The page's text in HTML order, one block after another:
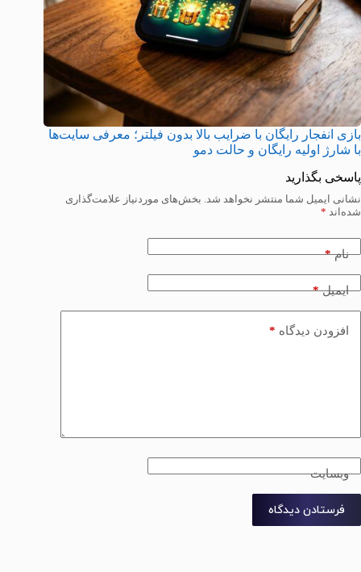
بازی انفجار رایگان با ضرایب بالا بدون فیلتر؛ معرفی سایت‌ها
با شارژ اولیه رایگان و حالت دمو
پاسخی بگذارید
نشانی ایمیل شما منتشر نخواهد شد. بخش‌های موردنیاز علامت‌گذاری
شده‌اند *
نام*
ایمیل*
افزودن دیدگاه *
وبسایت
فرستادن دیدگاه